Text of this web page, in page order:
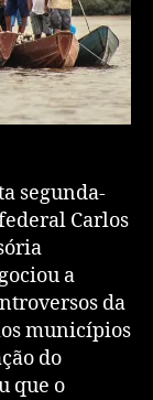
segunda-
Carlos
a
da
municípios
do
que o